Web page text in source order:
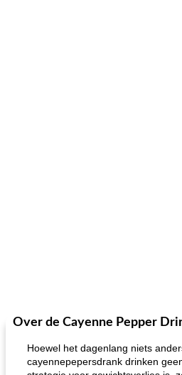
Over de Cayenne Pepper
Hoewel het dagenlang niets
cayennepepersdrank drinken